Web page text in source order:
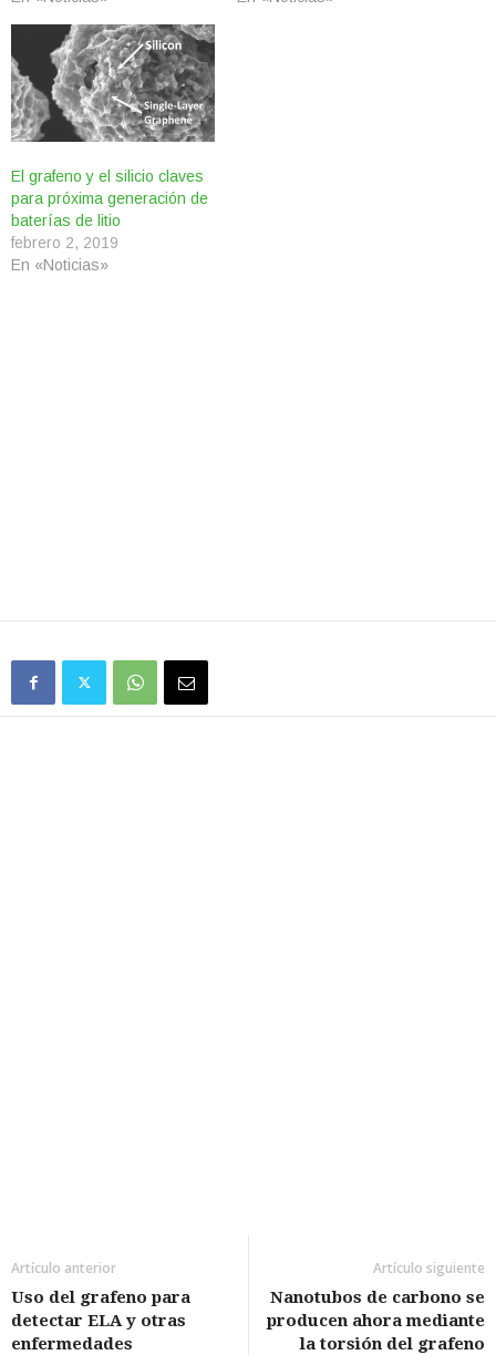
El grafeno y el silicio claves
para próxima generación de
baterías de litio
febrero 2, 2019
En «Noticias»
Artículo anterior
Uso del grafeno para
detectar ELA y otras
enfermedades
Artículo siguiente
Nanotubos de carbono se
producen ahora mediante
la torsión del grafeno